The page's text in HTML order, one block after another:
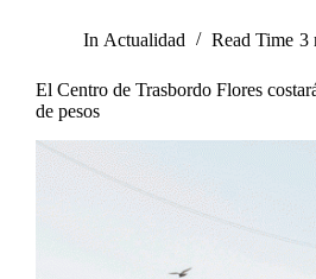
In Actualidad Read Time 3
El Centro de Trasbordo Flores
de pesos